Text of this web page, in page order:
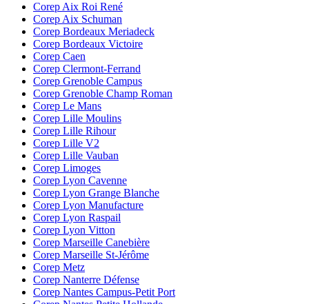
Corep Aix Roi René
Corep Aix Schuman
Corep Bordeaux Meriadeck
Corep Bordeaux Victoire
Corep Caen
Corep Clermont-Ferrand
Corep Grenoble Campus
Corep Grenoble Champ Roman
Corep Le Mans
Corep Lille Moulins
Corep Lille Rihour
Corep Lille V2
Corep Lille Vauban
Corep Limoges
Corep Lyon Cavenne
Corep Lyon Grange Blanche
Corep Lyon Manufacture
Corep Lyon Raspail
Corep Lyon Vitton
Corep Marseille Canebière
Corep Marseille St-Jérôme
Corep Metz
Corep Nanterre Défense
Corep Nantes Campus-Petit Port